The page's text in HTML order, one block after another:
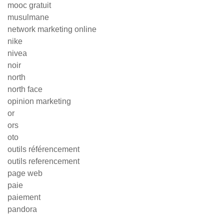
mooc gratuit
musulmane
network marketing online
nike
nivea
noir
north
north face
opinion marketing
or
ors
oto
outils référencement
outils referencement
page web
paie
paiement
pandora